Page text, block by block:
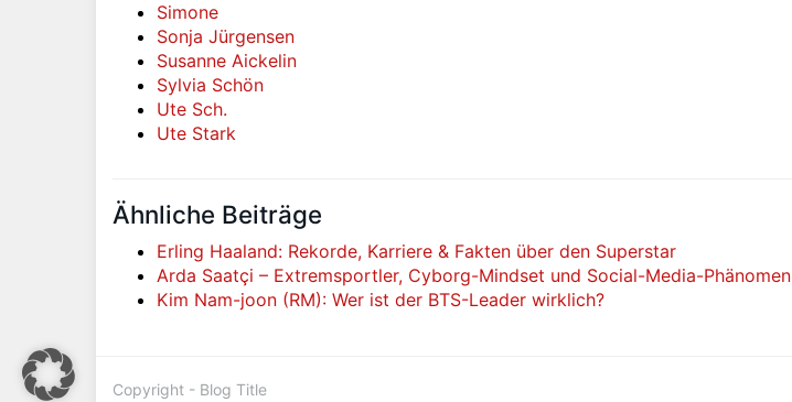
Simone
Sonja Jürgensen
Susanne Aickelin
Sylvia Schön
Ute Sch.
Ute Stark
Ähnliche Beiträge
Erling Haaland: Rekorde, Karriere & Fakten über den Superstar
Arda Saatçi – Extremsportler, Cyborg-Mindset und Social-Media-Phänomen
Kim Nam-joon (RM): Wer ist der BTS-Leader wirklich?
Copyright - Blog Title